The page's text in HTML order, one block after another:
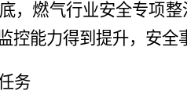
，燃气行业安全专项
控能力得到提升，安
务